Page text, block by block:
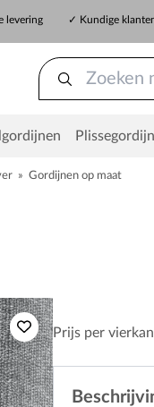
levering ✓ Kundige
» Gordijnen op maat
Prijs per